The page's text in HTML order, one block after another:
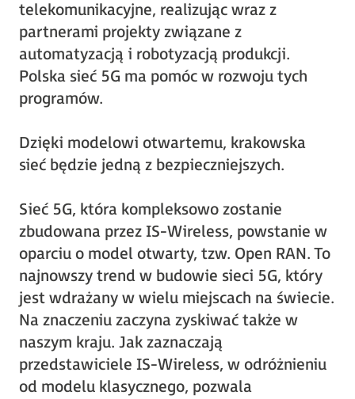
telekomunikacyjne, realizując wraz z
partnerami projekty związane z
automatyzacją i robotyzacją produkcji.
Polska sieć 5G ma pomóc w rozwoju tych
programów.
Dzięki modelowi otwartemu, krakowska
sieć będzie jedną z bezpieczniejszych.
Sieć 5G, która kompleksowo zostanie
zbudowana przez IS-Wireless, powstanie w
oparciu o model otwarty, tzw. Open RAN. To
najnowszy trend w budowie sieci 5G, który
jest wdrażany w wielu miejscach na świecie.
Na znaczeniu zaczyna zyskiwać także w
naszym kraju. Jak zaznaczają
przedstawiciele IS-Wireless, w odróżnieniu
od modelu klasycznego, pozwala